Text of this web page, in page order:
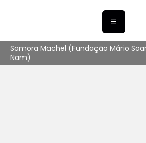
Samora Machel (Fundação Mário
Nam)